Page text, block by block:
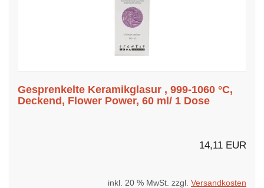
Gesprenkelte Keramikglasur , 999-1060 °C,
Deckend, Flower Power, 60 ml/ 1 Dose
14,11 EUR
inkl. 20 % MwSt. zzgl. Versandkosten